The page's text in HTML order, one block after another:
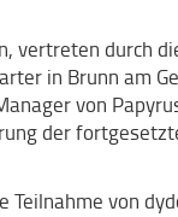
vertreten durch
in Brunn am
von
der
von